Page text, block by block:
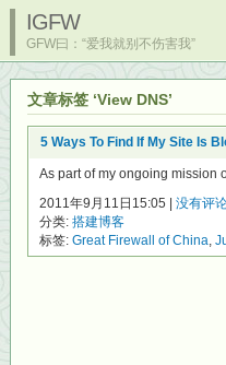
IGFW
GFW曰：“爱我就别不伤害我”
文章标签 ‘View DNS’
5 Ways To Find If My Site Is
As part of my ongoing mission
2011年9月11日15:05 | 没有评
分类: 搭建博客
标签: Great Firewall of China,